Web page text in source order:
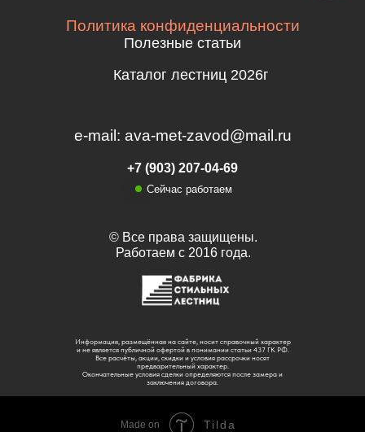
© Все права защищены.
Работаем с 2016 года.
Информация, размещённая на сайте, носит справочный характер
и не является публичной офертой в понимании статьи 437 ГК РФ.
Все расчёты, акции, скидки и условия рассрочки носят
предварительный характер.
Окончательные условия сделки определяются после замера и
заключения договора.
Сейчас работаем
Политика конфиденциальности
Полезные статьи
Каталог лестниц 2026г
e-mail: ava-met-zavod@mail.ru
+7 (903) 207-04-69
Made on Tilda